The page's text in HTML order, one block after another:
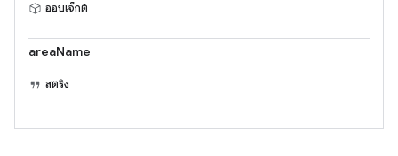
ออบเจ็กต์
areaName
สตริง